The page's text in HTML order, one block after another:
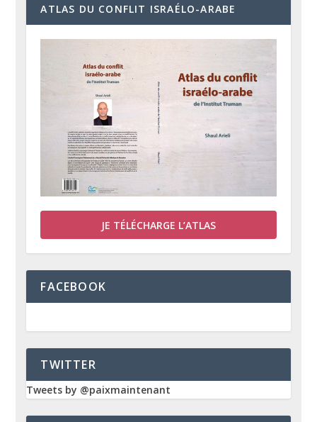
ATLAS DU CONFLIT ISRAÉLO-ARABE
JE TÉLÉCHARGE L’ATLAS
FACEBOOK
TWITTER
Tweets by @paixmaintenant